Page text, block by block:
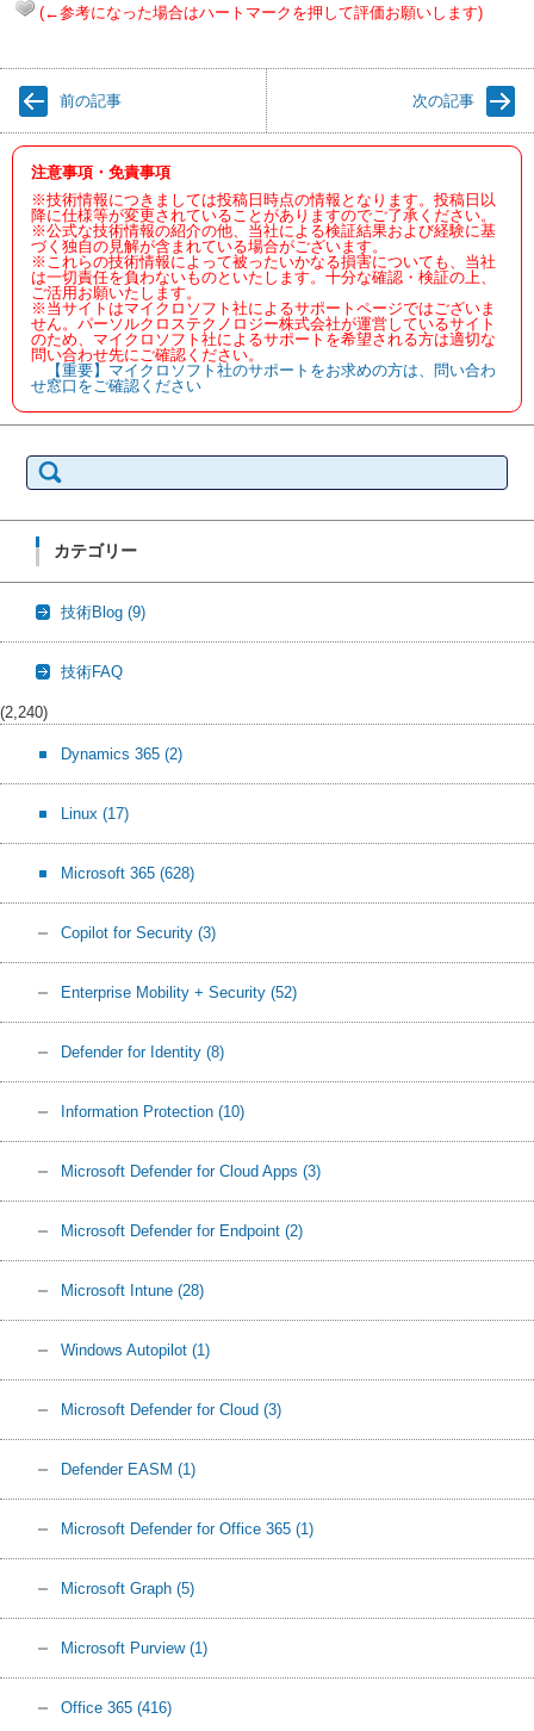
(←参考になった場合はハートマークを押して評価お願いします)
前の記事 次の記事
注意事項・免責事項
※技術情報につきましては投稿日時点の情報となります。投稿日以
降に仕様等が変更されていることがありますのでご了承ください。
※公式な技術情報の紹介の他、当社による検証結果および経験に基
づく独自の見解が含まれている場合がございます。
※これらの技術情報によって被ったいかなる損害についても、当社
は一切責任を負わないものといたします。十分な確認・検証の上、
ご活用お願いたします。
※当サイトはマイクロソフト社によるサポートページではございま
せん。パーソルクロステクノロジー株式会社が運営しているサイト
のため、マイクロソフト社によるサポートを希望される方は適切な
問い合わせ先にご確認ください。
【重要】マイクロソフト社のサポートをお求めの方は、問い合わ
せ窓口をご確認ください
索:
カテゴリー
技術Blog (9)
技術FAQ
(2,240)
Dynamics 365 (2)
Linux (17)
Microsoft 365 (628)
Copilot for Security (3)
Enterprise Mobility + Security (52)
Defender for Identity (8)
Information Protection (10)
Microsoft Defender for Cloud Apps (3)
Microsoft Defender for Endpoint (2)
Microsoft Intune (28)
Windows Autopilot (1)
Microsoft Defender for Cloud (3)
Defender EASM (1)
Microsoft Defender for Office 365 (1)
Microsoft Graph (5)
Microsoft Purview (1)
Office 365 (416)